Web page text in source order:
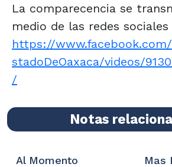
La comparecencia se
medio de las redes sociales
https://www.facebook.com/
stadoDeOaxaca/videos/
/
Notas
Al Momento Mas